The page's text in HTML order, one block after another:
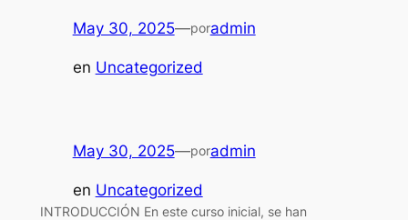
May 30, 2025—poradmin
en Uncategorized
May 30, 2025—poradmin
en Uncategorized
INTRODUCCIÓN En este curso inicial, se han